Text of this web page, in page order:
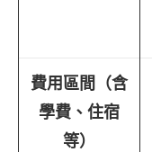
費用區間（含
學費、住宿
等）